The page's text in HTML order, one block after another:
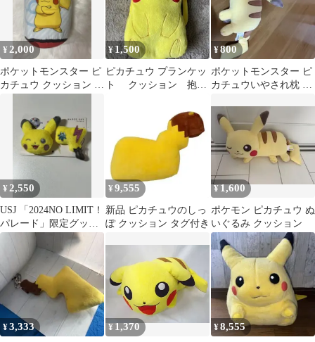
¥ 2,000
ポケットモンスター ピ
カチュウ クッション 抱
¥ 1,500
ピカチュウ プランケッ
ト クッション 抱き
¥800
ポケットモンスター ピ
カチュウいやされ枕 ぬ
¥ 2,550
USJ 「2024NO LIMIT！
パレード」限定グッ
ズ バッジ ポケモン
¥9,555
新品 ピカチュウのしっ
ぽ クッション タグ付き
¥1,600
ポケモン ピカチュウ ぬ
いぐるみ クッション
¥3,333 ¥1,370 ¥8,555